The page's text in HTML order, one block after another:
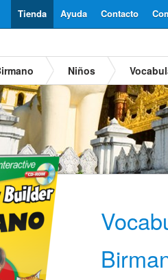
Contacto
Ayuda
Tienda
Niños